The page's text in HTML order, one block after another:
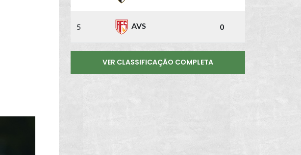
5 AVS 0
VER CLASSIFICAÇÃO COMPLETA